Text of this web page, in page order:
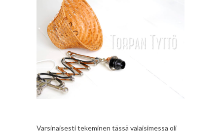
Varsinaisesti tekeminen tässä valaisimessa oli